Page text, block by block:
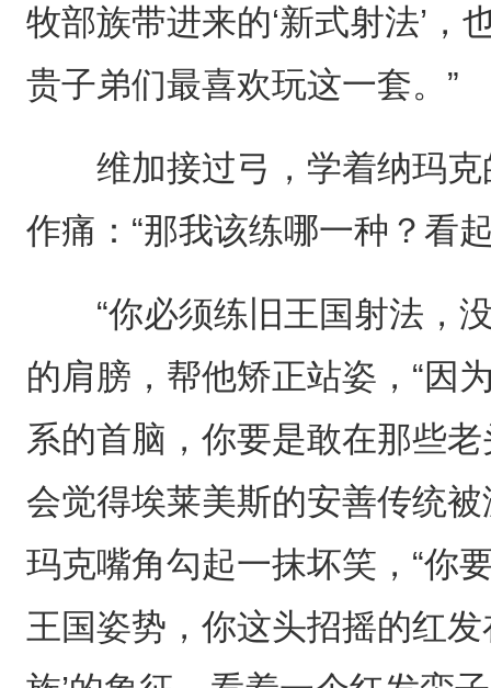
牧部族带进来的‘新式射法’
贵子弟们最喜欢玩这一套。”
维加接过弓，学着纳玛克
作痛：“那我该练哪一种？看
“你必须练旧王国射法，没
的肩膀，帮他矫正站姿，“因
系的首脑，你要是敢在那些
会觉得埃莱美斯的安善传统
玛克嘴角勾起一抹坏笑，“你
王国姿势，你这头招摇的红